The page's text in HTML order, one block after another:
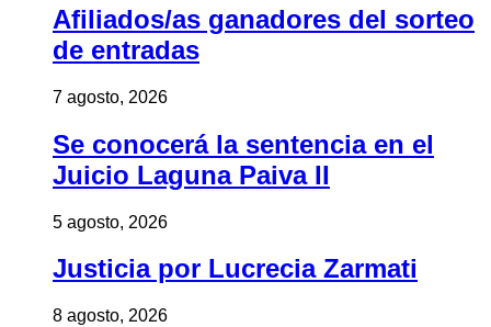
Afiliados/as ganadores del sorteo
de entradas
7 agosto, 2026
Se conocerá la sentencia en el
Juicio Laguna Paiva II
5 agosto, 2026
Justicia por Lucrecia Zarmati
8 agosto, 2026